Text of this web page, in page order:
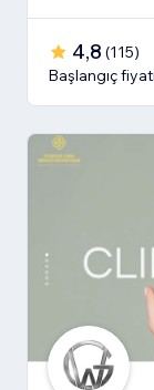
4,8 (115)
Başlangıç